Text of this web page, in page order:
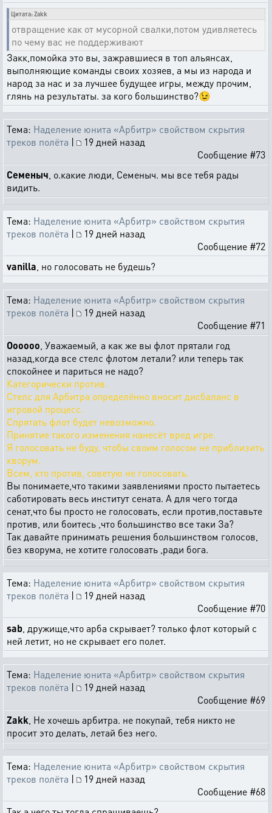
Цитата: Zakk
отвращение как от мусорной свалки,потом удивляетесь
по чему вас не поддерживают
Закк,помойка это вы, зажравшиеся в топ альянсах,
выполняющие команды своих хозяев, а мы из народа и
народ за нас и за лучшее будущее игры, между прочим,
глянь на результаты. за кого большинство?😉
Тема: Наделение юнита «Арбитр» свойством скрытия
треков полёта |
19 дней назад
Сообщение #73
Семеныч , о.какие люди, Семеныч. мы все тебя рады
видить.
Тема: Наделение юнита «Арбитр» свойством скрытия
треков полёта |
19 дней назад
Сообщение #72
vanilla , но голосовать не будешь?
Тема: Наделение юнита «Арбитр» свойством скрытия
треков полёта |
19 дней назад
Сообщение #71
Oooooo , Уважаемый, а как же вы флот прятали год
назад,когда все стелс флотом летали? или теперь так
спокойнее и париться не надо?
Категорически против.
Стелс для Арбитра определённо вносит дисбаланс в
игровой процесс.
Спрятать флот будет невозможно.
Принятие такого изменения нанесёт вред игре.
Я голосовать не буду, чтобы своим голосом не приблизить
кворум.
Всем, кто против, советую не голосовать.
Вы понимаете,что такими заявлениями просто пытаетесь
саботировать весь институт сената. А для чего тогда
сенат,что бы просто не голосовать, если против,поставьте
против, или боитесь ,что большинство все таки За?
Так давайте принимать решения большинством голосов,
без кворума, не хотите голосовать ,ради бога.
Тема: Наделение юнита «Арбитр» свойством скрытия
треков полёта |
19 дней назад
Сообщение #70
sab , дружище,что арба скрывает? только флот который с
ней летит, но не скрывает его полет.
Тема: Наделение юнита «Арбитр» свойством скрытия
треков полёта |
19 дней назад
Сообщение #69
Zakk , Не хочешь арбитра. не покупай, тебя никто не
просит это делать, летай без него.
Тема: Наделение юнита «Арбитр» свойством скрытия
треков полёта |
19 дней назад
Сообщение #68